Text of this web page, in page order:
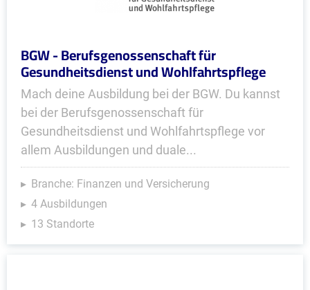
BGW - Berufsgenossenschaft für
Gesundheitsdienst und Wohlfahrtspflege
Mach deine Ausbildung bei der BGW. Du kannst
bei der Berufsgenossenschaft für
Gesundheitsdienst und Wohlfahrtspflege vor
allem Ausbildungen und duale...
Branche: Finanzen und Versicherung
4 Ausbildungen
13 Standorte